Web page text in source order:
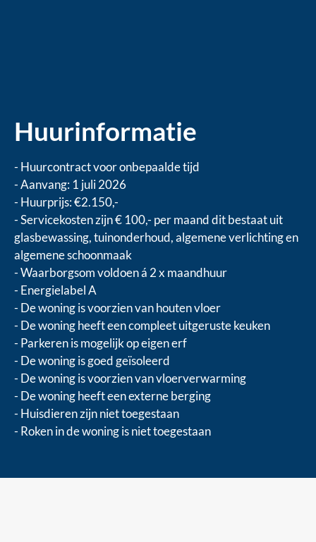
Huurinformatie
- Huurcontract voor onbepaalde tijd
- Aanvang: 1 juli 2026
- Huurprijs: €2.150,-
- Servicekosten zijn € 100,- per maand dit bestaat uit
glasbewassing, tuinonderhoud, algemene verlichting en
algemene schoonmaak
- Waarborgsom voldoen á 2 x maandhuur
- Energielabel A
- De woning is voorzien van houten vloer
- De woning heeft een compleet uitgeruste keuken
- Parkeren is mogelijk op eigen erf
- De woning is goed geïsoleerd
- De woning is voorzien van vloerverwarming
- De woning heeft een externe berging
- Huisdieren zijn niet toegestaan
- Roken in de woning is niet toegestaan